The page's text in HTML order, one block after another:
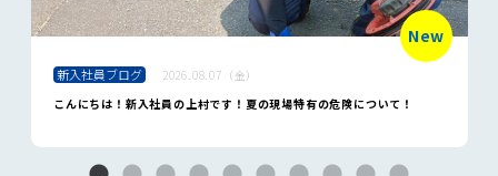
New
新入社員ブログ
2026.08.07（金）
こんにちは！新入社員の上村です！夏の現場特有の危険について！